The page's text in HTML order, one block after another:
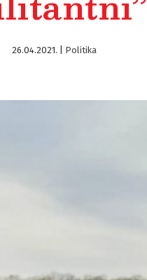
26.04.2021. Politika